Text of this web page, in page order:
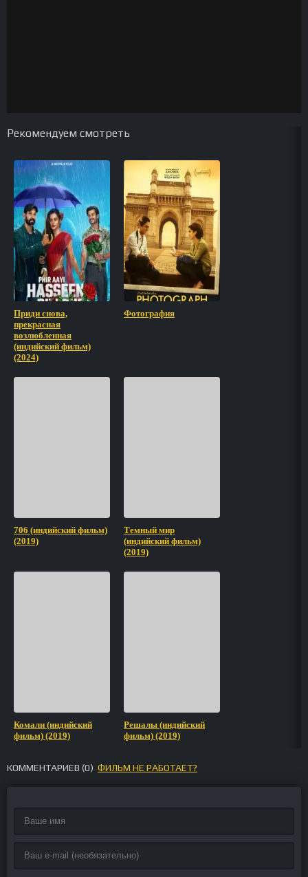
Рекомендуем смотреть
Приди снова,
прекрасная
возлюбленная
(индийский фильм)
(2024)
Фотография
706 (индийский фильм)
(2019)
Темный мир
(индийский фильм)
(2019)
Комали (индийский
фильм) (2019)
Решалы (индийский
фильм) (2019)
КОММЕНТАРИЕВ (0) ФИЛЬМ НЕ РАБОТАЕТ?